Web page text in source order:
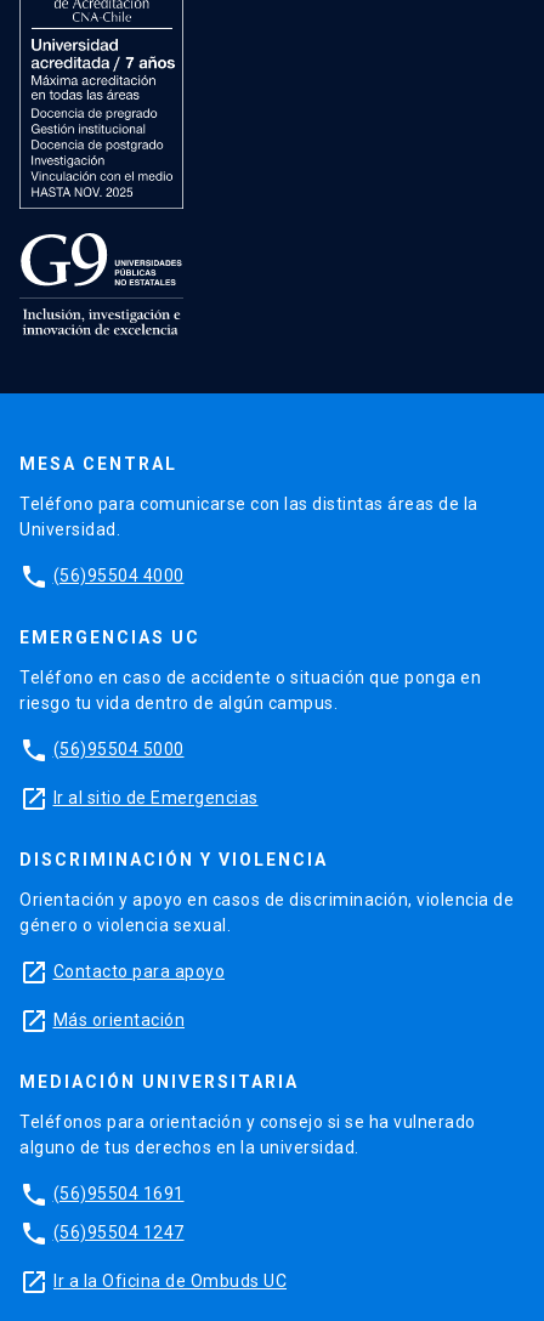
MESA CENTRAL
Teléfono para comunicarse con las distintas áreas de la
Universidad.
phone (56)95504 4000
EMERGENCIAS UC
Teléfono en caso de accidente o situación que ponga en
riesgo tu vida dentro de algún campus.
phone (56)95504 5000
launch Ir al sitio de Emergencias
DISCRIMINACIÓN Y VIOLENCIA
Orientación y apoyo en casos de discriminación, violencia de
género o violencia sexual.
launch Contacto para apoyo
launch Más orientación
MEDIACIÓN UNIVERSITARIA
Teléfonos para orientación y consejo si se ha vulnerado
alguno de tus derechos en la universidad.
phone (56)95504 1691
phone (56)95504 1247
launch Ir a la Oficina de Ombuds UC